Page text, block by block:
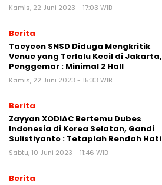
Kamis, 22 Juni 2023 - 17:03 WIB
Berita
Taeyeon SNSD Diduga Mengkritik
Venue yang Terlalu Kecil di Jakarta,
Penggemar : Minimal 2 Hall
Kamis, 22 Juni 2023 - 15:33 WIB
Berita
Zayyan XODIAC Bertemu Dubes
Indonesia di Korea Selatan, Gandi
Sulistiyanto : Tetaplah Rendah Hati
Sabtu, 10 Juni 2023 - 11:46 WIB
Berita